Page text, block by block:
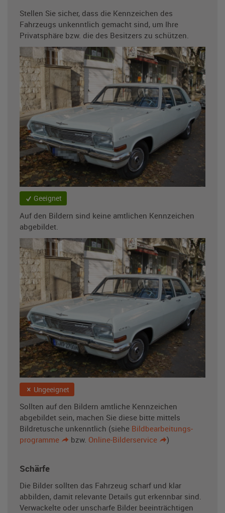
Stellen Sie sicher, dass die Kennzeichen des
Fahrzeugs unkenntlich gemacht sind, um Ihre
Privatsphäre bzw. die des Besitzers zu schützen.
Geeignet
Auf den Bildern sind keine amtlichen Kennzeichen
abgebildet.
Ungeeignet
Sollten auf den Bildern amtliche Kennzeichen
abgebildet sein, machen Sie diese bitte mittels
Bildretusche unkenntlich (siehe Bild­bearbeitungs­
programme
bzw. Online-Bilderservice )
Schärfe
Die Bilder sollten das Fahrzeug scharf und klar
abbilden, damit relevante Details gut erkennbar sind.
Verwackelte oder unscharfe Bilder beeinträchtigen